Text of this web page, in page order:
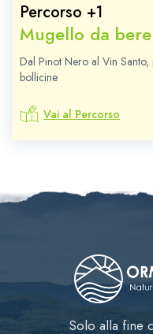
Percorso +1
Mugello da bere
Dal Pinot Nero al Vin
bollicine
Vai al Percorso
Solo alla fine